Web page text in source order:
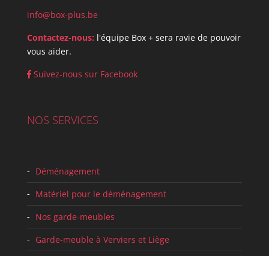
info@box-plus.be
Contactez-nous: l'équipe Box + sera ravie de pouvoir
vous aider.
Suivez-nous sur Facebook
NOS SERVICES
Déménagement
Matériel pour le déménagement
Nos garde-meubles
Garde-meuble à Verviers et Liège